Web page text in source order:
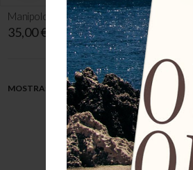
Manipolo Microblading Classico
35,00 €
MOSTRA